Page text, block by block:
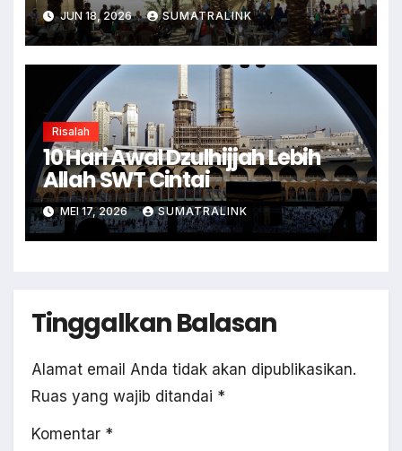
JUN 18, 2026 SUMATRALINK
Risalah
10 Hari Awal Dzulhijjah Lebih
Allah SWT Cintai
MEI 17, 2026 SUMATRALINK
Tinggalkan Balasan
Alamat email Anda tidak akan dipublikasikan.
Ruas yang wajib ditandai *
Komentar *